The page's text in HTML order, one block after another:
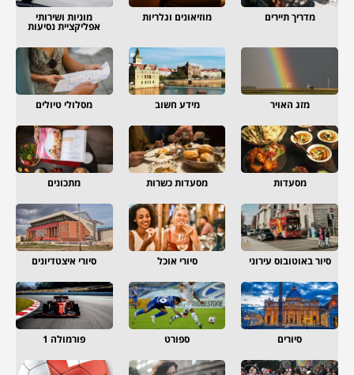
מדריך תיירים מוזיאונים וגלריות מוניות ושירותי
אפליקציית נסיעות
מזג האויר מידע חשוב מסלולי טיולים
מסעדות מסעדות כשרות מתכונים
סיור באוטובוס עירוני סיורי אוכל סיורי איצטדיונים
סיורים ספורט פורמולה 1